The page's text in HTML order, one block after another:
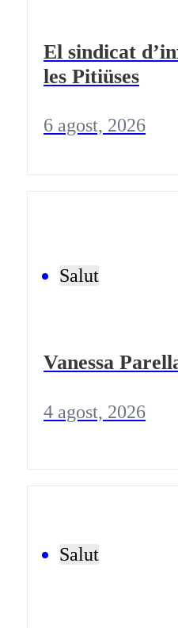
El sindicat
les Pitiüses
6 agost, 2026
Salut
Vanessa
4 agost, 2026
Salut